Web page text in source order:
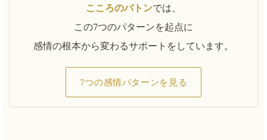
こころのバトンでは、
この7つのパターンを起点に
感情の根本から変わるサポートをしています。
7つの感情パターンを見る